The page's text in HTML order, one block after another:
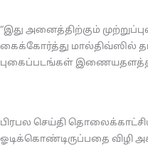
“இது அனைத்திற்கும்
கைக்கோர்த்து மால்திவ்ஸில்
புகைப்படங்கள்
பிரபல செய்தி
ஓடிக்கொண்டிருப்பதை விழி